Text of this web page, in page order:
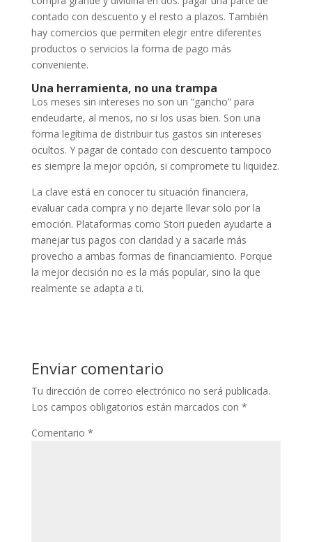
contado con descuento y el resto a plazos. También
hay comercios que permiten elegir entre diferentes
productos o servicios la forma de pago más
conveniente.
Una herramienta, no una trampa
Los meses sin intereses no son un “gancho” para
endeudarte, al menos, no si los usas bien. Son una
forma legítima de distribuir tus gastos sin intereses
ocultos. Y pagar de contado con descuento tampoco
es siempre la mejor opción, si compromete tu liquidez.
La clave está en conocer tu situación financiera,
evaluar cada compra y no dejarte llevar solo por la
emoción. Plataformas como Stori pueden ayudarte a
manejar tus pagos con claridad y a sacarle más
provecho a ambas formas de financiamiento. Porque
la mejor decisión no es la más popular, sino la que
realmente se adapta a ti.
Enviar comentario
Tu dirección de correo electrónico no será publicada.
Los campos obligatorios están marcados con *
Comentario *